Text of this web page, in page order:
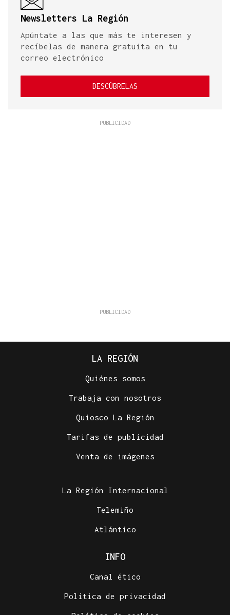
Newsletters La Región
Apúntate a las que más te interesen y
recíbelas de manera gratuita en tu
correo electrónico
DESCÚBRELAS
LA REGIÓN
Quiénes somos
Trabaja con nosotros
Quiosco La Región
Tarifas de publicidad
Venta de imágenes
La Región Internacional
Telemiño
Atlántico
INFO
Canal ético
Política de privacidad